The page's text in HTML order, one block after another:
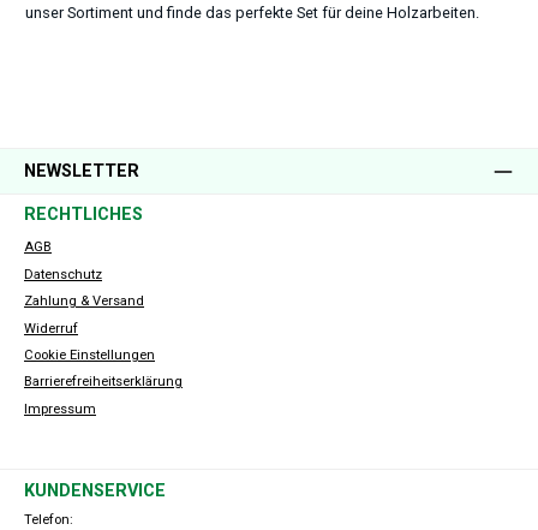
unser Sortiment und finde das perfekte Set für deine Holzarbeiten.
NEWSLETTER
RECHTLICHES
AGB
Datenschutz
Zahlung & Versand
Widerruf
Cookie Einstellungen
Barrierefreiheitserklärung
Impressum
KUNDENSERVICE
Telefon: